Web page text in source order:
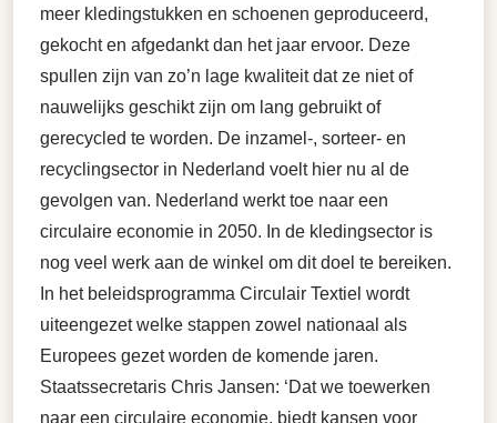
meer kledingstukken en schoenen geproduceerd,
gekocht en afgedankt dan het jaar ervoor. Deze
spullen zijn van zo’n lage kwaliteit dat ze niet of
nauwelijks geschikt zijn om lang gebruikt of
gerecycled te worden. De inzamel-, sorteer- en
recyclingsector in Nederland voelt hier nu al de
gevolgen van. Nederland werkt toe naar een
circulaire economie in 2050. In de kledingsector is
nog veel werk aan de winkel om dit doel te bereiken.
In het beleidsprogramma Circulair Textiel wordt
uiteengezet welke stappen zowel nationaal als
Europees gezet worden de komende jaren.
Staatssecretaris Chris Jansen: ‘Dat we toewerken
naar een circulaire economie, biedt kansen voor